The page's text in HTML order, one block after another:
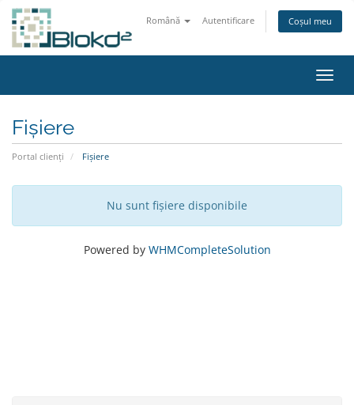
Română Autentificare Coșul meu
Fișiere
Portal clienți Fișiere
Nu sunt fișiere disponibile
Powered by WHMCompleteSolution